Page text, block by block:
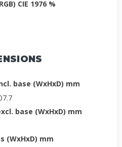
CIE 1976 %
base (WxHxD) mm
base (WxHxD) mm
(WxHxD) mm